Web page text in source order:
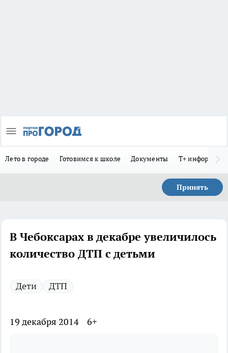
Лето в городе Готовимся к школе Документы Т+
Принять
В Чебоксарах в декабре увеличилось
количество ДТП с детьми
Дети ДТП
19 декабря 2014 6+